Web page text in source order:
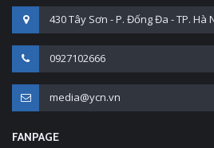
430 Tây Sơn - P. Đống Đa - TP. Hà
0927102666
media@ycn.vn
FANPAGE